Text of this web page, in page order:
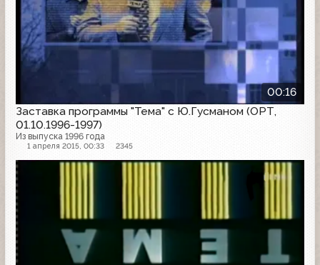
00:16
Заставка программы "Тема" с Ю.Гусманом (ОРТ,
01.10.1996-1997)
Из выпуска 1996 года
1 апреля 2015, 00:33 2345
Заставка программы